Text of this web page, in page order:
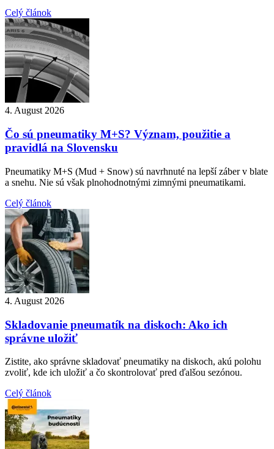
Celý článok
4. August 2026
Čo sú pneumatiky M+S? Význam, použitie a
pravidlá na Slovensku
Pneumatiky M+S (Mud + Snow) sú navrhnuté na lepší záber v blate
a snehu. Nie sú však plnohodnotnými zimnými pneumatikami.
Celý článok
4. August 2026
Skladovanie pneumatík na diskoch: Ako ich
správne uložiť
Zistite, ako správne skladovať pneumatiky na diskoch, akú polohu
zvoliť, kde ich uložiť a čo skontrolovať pred ďalšou sezónou.
Celý článok